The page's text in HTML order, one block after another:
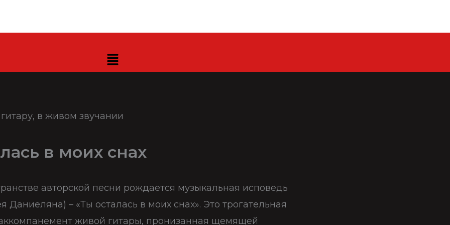
в моих снах
авторской песни рождается музыкальная исповедь
Даниеляна) – «Ты осталась в моих снах». Это трогательная
живой гитары, пронизанная щемящей